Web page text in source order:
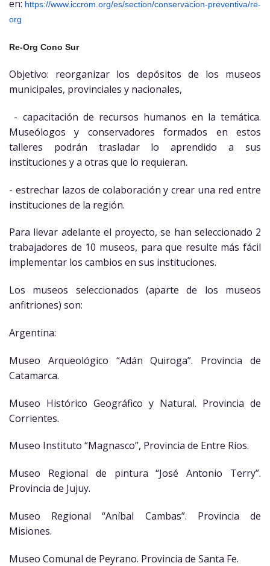
en: https://www.iccrom.org/es/section/conservacion-preventiva/re-
org
Re-Org Cono Sur
Objetivo: reorganizar los depósitos de los museos
municipales, provinciales y nacionales,
- capacitación de recursos humanos en la temática.
Museólogos y conservadores formados en estos
talleres podrán trasladar lo aprendido a sus
instituciones y a otras que lo requieran.
- estrechar lazos de colaboración y crear una red entre
instituciones de la región.
Para llevar adelante el proyecto, se han seleccionado 2
trabajadores de 10 museos, para que resulte más fácil
implementar los cambios en sus instituciones.
Los museos seleccionados (aparte de los museos
anfitriones) son:
Argentina:
Museo Arqueológico “Adán Quiroga”. Provincia de
Catamarca.
Museo Histórico Geográfico y Natural. Provincia de
Corrientes.
Museo Instituto “Magnasco”, Provincia de Entre Ríos.
Museo Regional de pintura “José Antonio Terry”.
Provincia de Jujuy.
Museo Regional “Aníbal Cambas”. Provincia de
Misiones.
Museo Comunal de Peyrano. Provincia de Santa Fe.